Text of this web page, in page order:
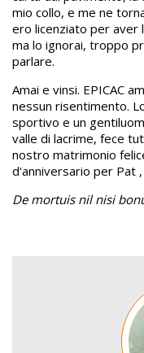
mio collo, e me ne
ero licenziato per aver
ma lo ignorai, troppo
parlare.
Amai e vinsi. EPICAC
nessun risentimento.
sportivo e un
valle di lacrime, fece
nostro matrimonio
d'anniversario per Pat
De mortuis nil nisi